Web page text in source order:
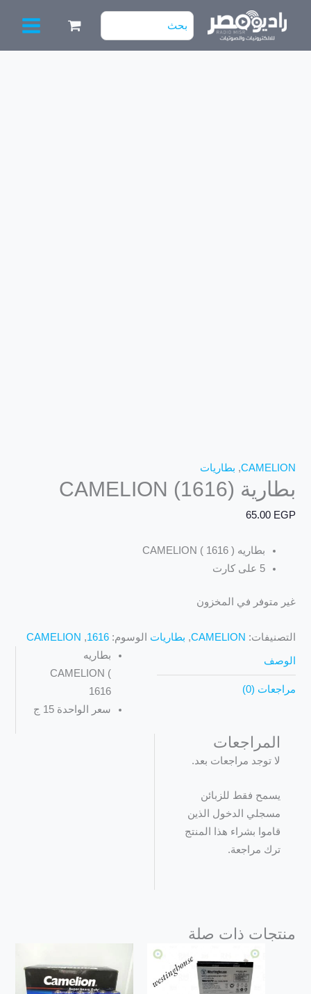
البحث
عن:
CAMELION
, بطاريات
بطارية CAMELION (1616)
65.00 EGP
بطاريه CAMELION ( 1616 )
5 على كارت
غير متوفر في المخزون
التصنيفات: CAMELION
, بطاريات الوسوم:1616
,
CAMELION
الوصف
مراجعات (0)
بطاريه
CAMELION (
1616
سعر الواحدة 15 ج
المراجعات
لا توجد مراجعات بعد.
يسمح فقط للزبائن
مسجلي الدخول الذين
قاموا بشراء هذا المنتج
ترك مراجعة.
منتجات ذات صلة